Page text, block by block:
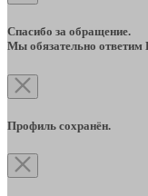
Спасибо за обращение.
Мы обязательно
Профиль сохранён.